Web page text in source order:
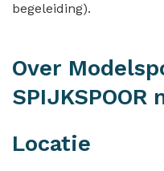
begeleiding).
Over
SPIJKSPOOR
Locatie